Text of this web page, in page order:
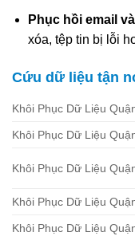
Phục hồi email
xóa, tệp tin bị lỗi
Cứu dữ liệu tận
Khôi Phục Dữ Liệu
Khôi Phục Dữ Liệu
Khôi Phục Dữ Liệu
Khôi Phục Dữ Liệu
Khôi Phục Dữ Liệu